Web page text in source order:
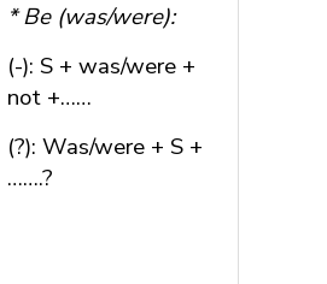
* Be (was/were):
(-): S + was/were +
not +……
(?): Was/were + S +
…….?